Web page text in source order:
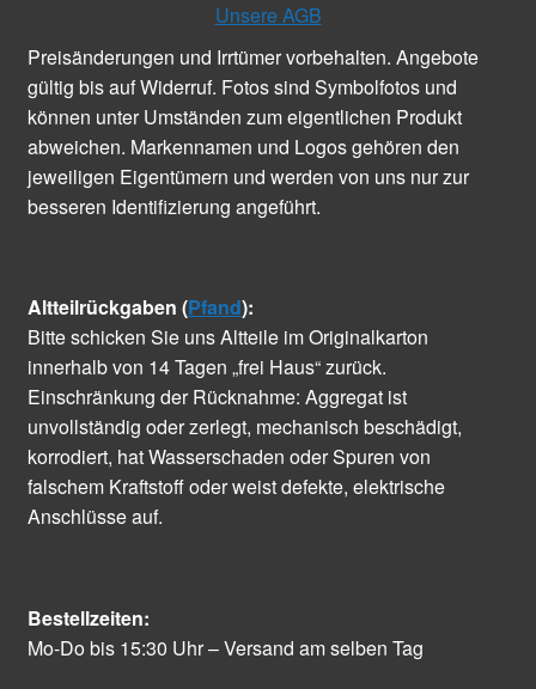
Unsere AGB
Preisänderungen und Irrtümer vorbehalten. Angebote
gültig bis auf Widerruf. Fotos sind Symbolfotos und
können unter Umständen zum eigentlichen Produkt
abweichen. Markennamen und Logos gehören den
jeweiligen Eigentümern und werden von uns nur zur
besseren Identifizierung angeführt.
Altteilrückgaben (Pfand):
Bitte schicken Sie uns Altteile im Originalkarton
innerhalb von 14 Tagen „frei Haus“ zurück.
Einschränkung der Rücknahme: Aggregat ist
unvollständig oder zerlegt, mechanisch beschädigt,
korrodiert, hat Wasserschaden oder Spuren von
falschem Kraftstoff oder weist defekte, elektrische
Anschlüsse auf.
Bestellzeiten:
Mo-Do bis 15:30 Uhr – Versand am selben Tag